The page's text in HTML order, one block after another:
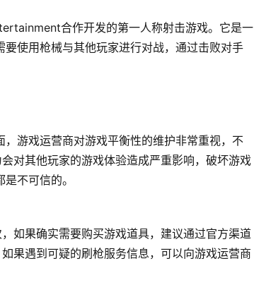
合作开发的第一人称射击游戏。它是一
使用枪械与其他玩家进行对战，通过击败对手
游戏运营商对游戏平衡性的维护非常重视，不
对其他玩家的游戏体验造成严重影响，破坏游戏
不可信的。
如果确实需要购买游戏道具，建议通过官方渠道
果遇到可疑的刷枪服务信息，可以向游戏运营商